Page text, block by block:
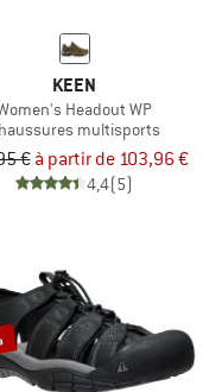
KEEN
Headout WP
multisports
€ à partir de 103,96 €
4,4(5)